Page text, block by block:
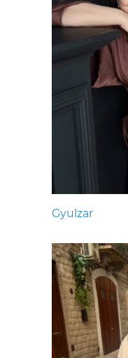
Gyulzar